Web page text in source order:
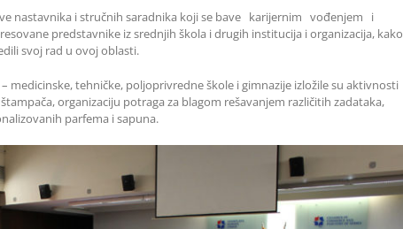
nastavnika i stručnih saradnika koji se bave karijernim vođenjem i
predstavnike iz srednjih škola i drugih institucija i organizacija, kako
svoj rad u ovoj oblasti.
medicinske, tehničke, poljoprivredne škole i gimnazije izložile su aktivnosti
organizaciju potraga za blagom rešavanjem različitih zadataka,
parfema i sapuna.